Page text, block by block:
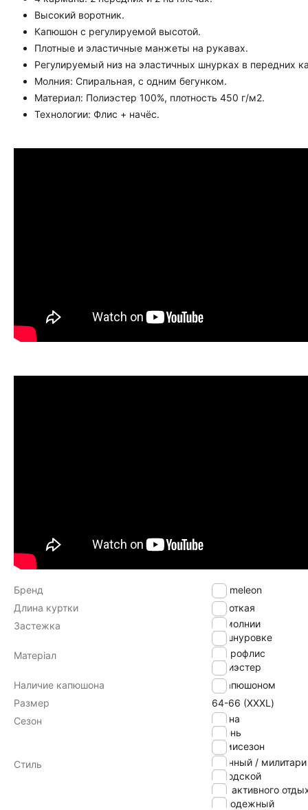
Высокий воротник.
Капюшон с регулируемой высотой.
Плотные и эластичные манжеты на рукавах.
Регулируемый низ на эластичных шнурках в передних
Молния: Спиральная, с одним бегунком.
Материал: Полиэстер 100%, плотность 450 г/м2.
Технологии: Флис + начёс.
Бренд
Chameleon
Длина куртки
Короткая
Застежка
на молнии
на шнуровке
Матеріал
микрофлис
полиэстер
Наличие капюшона
с капюшоном
Размер
64-66 (ХХХL)
Сезон
Весна
Осень
Демисезон
Стиль
военный / милитари
городской
для активного
молодежный